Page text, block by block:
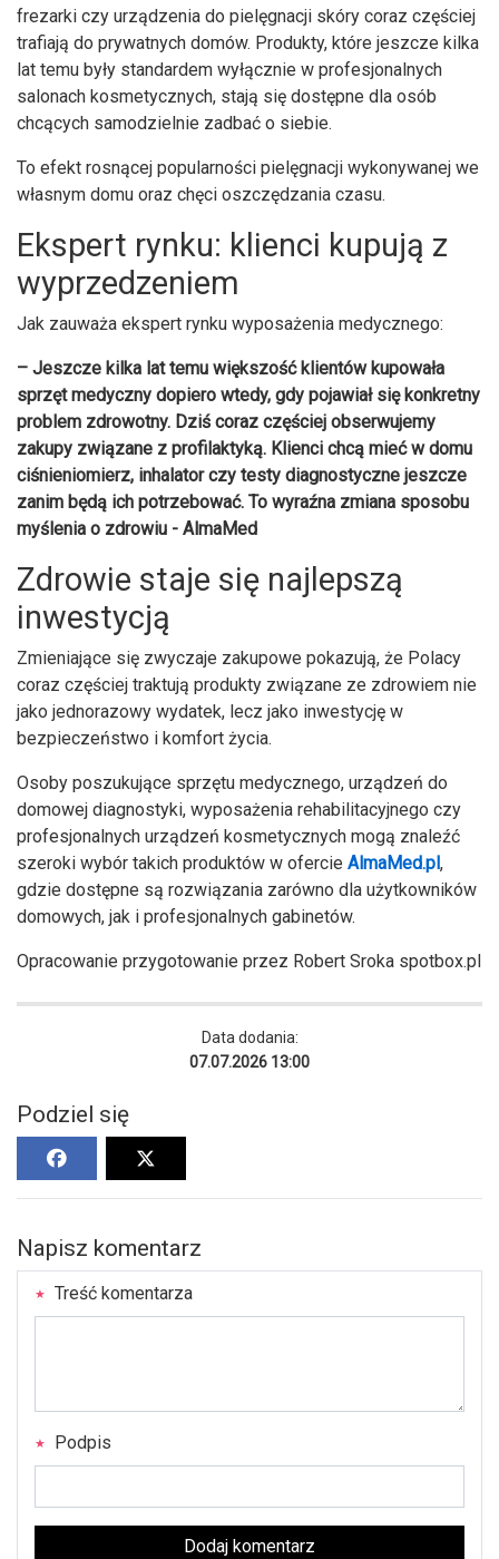
frezarki czy urządzenia do pielęgnacji skóry coraz częściej
trafiają do prywatnych domów. Produkty, które jeszcze kilka
lat temu były standardem wyłącznie w profesjonalnych
salonach kosmetycznych, stają się dostępne dla osób
chcących samodzielnie zadbać o siebie.
To efekt rosnącej popularności pielęgnacji wykonywanej we
własnym domu oraz chęci oszczędzania czasu.
Ekspert rynku: klienci kupują z
wyprzedzeniem
Jak zauważa ekspert rynku wyposażenia medycznego:
– Jeszcze kilka lat temu większość klientów kupowała
sprzęt medyczny dopiero wtedy, gdy pojawiał się konkretny
problem zdrowotny. Dziś coraz częściej obserwujemy
zakupy związane z profilaktyką. Klienci chcą mieć w domu
ciśnieniomierz, inhalator czy testy diagnostyczne jeszcze
zanim będą ich potrzebować. To wyraźna zmiana sposobu
myślenia o zdrowiu - AlmaMed
Zdrowie staje się najlepszą
inwestycją
Zmieniające się zwyczaje zakupowe pokazują, że Polacy
coraz częściej traktują produkty związane ze zdrowiem nie
jako jednorazowy wydatek, lecz jako inwestycję w
bezpieczeństwo i komfort życia.
Osoby poszukujące sprzętu medycznego, urządzeń do
domowej diagnostyki, wyposażenia rehabilitacyjnego czy
profesjonalnych urządzeń kosmetycznych mogą znaleźć
szeroki wybór takich produktów w ofercie AlmaMed.pl ,
gdzie dostępne są rozwiązania zarówno dla użytkowników
domowych, jak i profesjonalnych gabinetów.
Opracowanie przygotowanie przez Robert Sroka spotbox.pl
Data dodania:
07.07.2026 13:00
Podziel się
Napisz komentarz
Treść komentarza
Podpis
Dodaj komentarz